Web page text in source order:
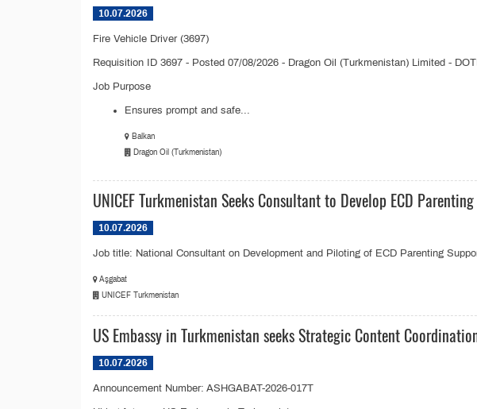
10.07.2026
Fire Vehicle Driver (3697)
Requisition ID 3697 - Posted 07/08/2026 - Dragon Oil (Turkmenistan) Limited -
Job Purpose
Ensures prompt and safe...
Balkan
Dragon Oil (Turkmenistan)
UNICEF Turkmenistan Seeks Consultant to Develop ECD
10.07.2026
Job title: National Consultant on Development and Piloting of ECD Parenting
Aşgabat
UNICEF Turkmenistan
US Embassy in Turkmenistan seeks Strategic Content
10.07.2026
Announcement Number: ASHGABAT-2026-017T